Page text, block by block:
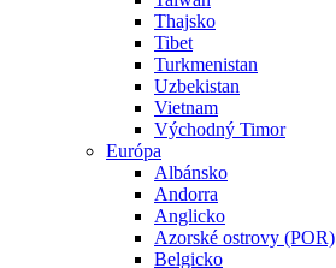
Thajsko
Tibet
Turkmenistan
Uzbekistan
Vietnam
Východný Timor
Európa
Albánsko
Andorra
Anglicko
Azorské ostrovy (POR)
Belgicko